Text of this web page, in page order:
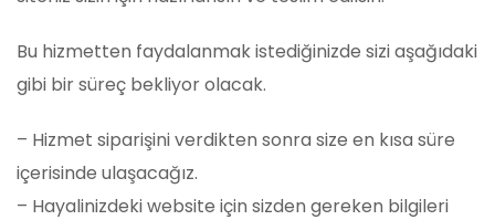
Bu hizmetten faydalanmak istediğinizde sizi aşağıdaki
gibi bir süreç bekliyor olacak.
– Hizmet siparişini verdikten sonra size en kısa süre
içerisinde ulaşacağız.
– Hayalinizdeki website için sizden gereken bilgileri